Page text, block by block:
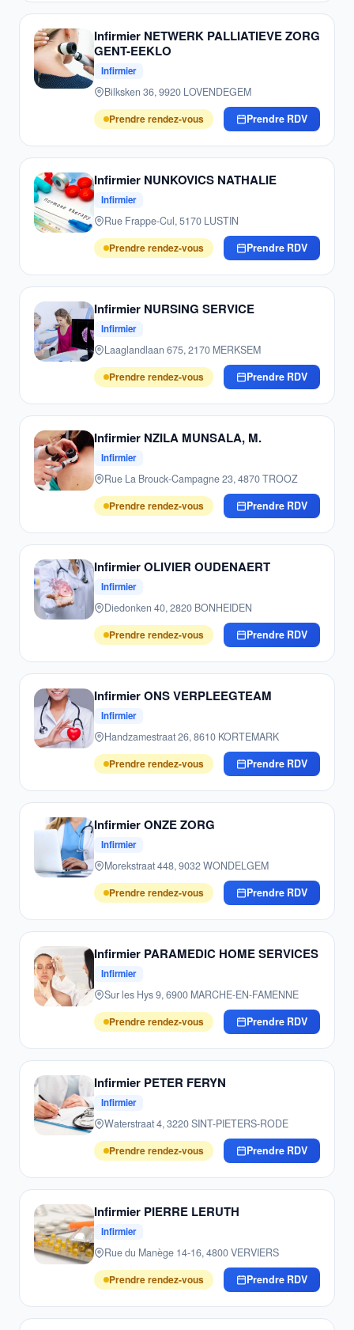
Infirmier NETWERK PALLIATIEVE ZORG
GENT-EEKLO
Infirmier
Bilksken 36, 9920 LOVENDEGEM
Prendre rendez-vous
Prendre RDV
Infirmier NUNKOVICS NATHALIE
Infirmier
Rue Frappe-Cul, 5170 LUSTIN
Prendre rendez-vous
Prendre RDV
Infirmier NURSING SERVICE
Infirmier
Laaglandlaan 675, 2170 MERKSEM
Prendre rendez-vous
Prendre RDV
Infirmier NZILA MUNSALA, M.
Infirmier
Rue La Brouck-Campagne 23, 4870 TROOZ
Prendre rendez-vous
Prendre RDV
Infirmier OLIVIER OUDENAERT
Infirmier
Diedonken 40, 2820 BONHEIDEN
Prendre rendez-vous
Prendre RDV
Infirmier ONS VERPLEEGTEAM
Infirmier
Handzamestraat 26, 8610 KORTEMARK
Prendre rendez-vous
Prendre RDV
Infirmier ONZE ZORG
Infirmier
Morekstraat 448, 9032 WONDELGEM
Prendre rendez-vous
Prendre RDV
Infirmier PARAMEDIC HOME SERVICES
Infirmier
Sur les Hys 9, 6900 MARCHE-EN-FAMENNE
Prendre rendez-vous
Prendre RDV
Infirmier PETER FERYN
Infirmier
Waterstraat 4, 3220 SINT-PIETERS-RODE
Prendre rendez-vous
Prendre RDV
Infirmier PIERRE LERUTH
Infirmier
Rue du Manège 14-16, 4800 VERVIERS
Prendre rendez-vous
Prendre RDV